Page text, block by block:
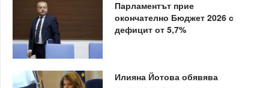
Парламентът прие
окончателно Бюджет 2026 с
дефицит от 5,7%
Илияна Йотова обявява